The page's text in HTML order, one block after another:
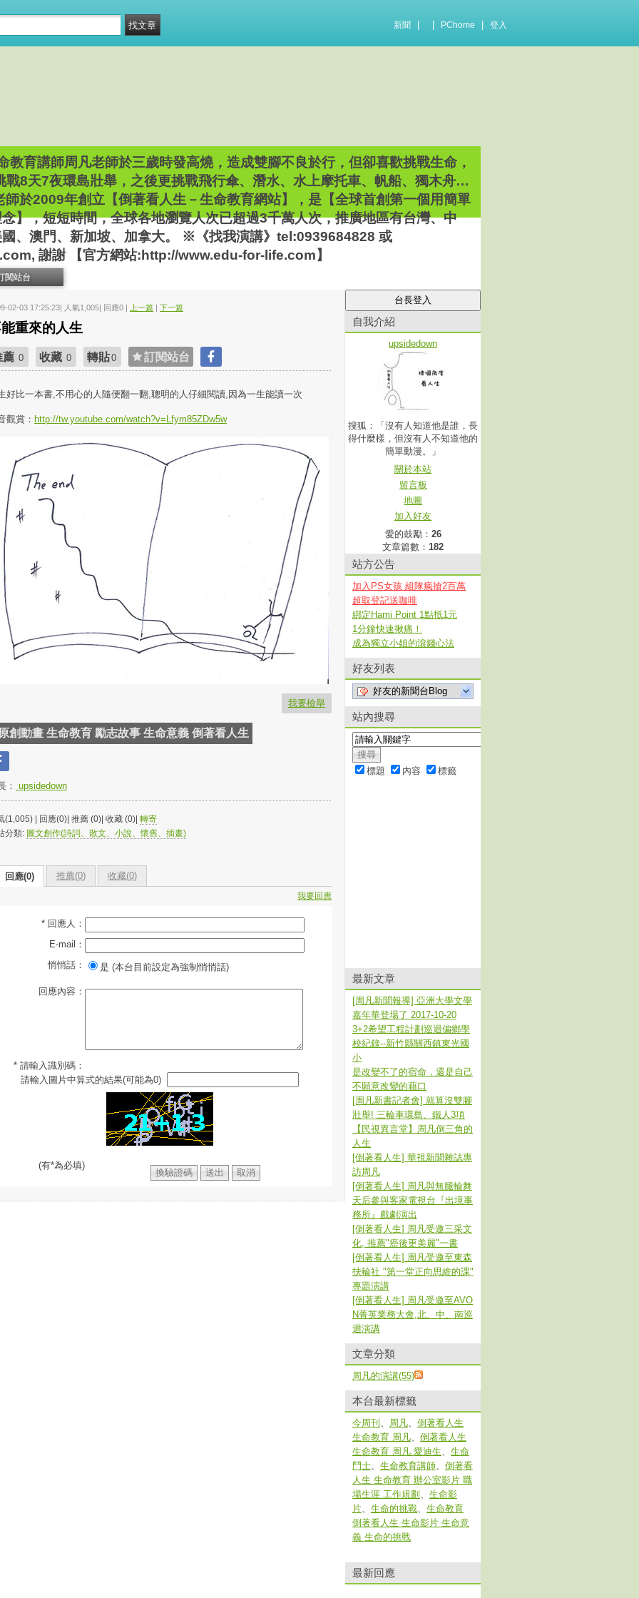
新聞 PChome 登入
教育講師周凡老師於三歲時發高燒，造成雙腳不良於行，但卻喜歡挑戰生命，
戰8天7夜環島壯舉，之後更挑戰飛行傘、潛水、水上摩托車、帆船、獨木舟…
2009年創立【倒著看人生－生命教育網站】，是【全球首創第一個用簡單
】，短短時間，全球各地瀏覽人次已超過3千萬人次，推廣地區有台灣、中
國、澳門、新加坡、加拿大。 ※《找我演講》tel:0939684828 或
謝謝 【官方網站:http://www.edu-for-life.com】
閱站台
02-03 17:25:23| 人氣1,005| 回應0 | 上一篇 | 下一篇
重來的人生
薦 0 收藏 0 轉貼0 訂閱站台
好比一本書,不用心的人隨便翻一翻,聰明的人仔細閱讀,因為一生能讀一次
觀賞： http://tw.youtube.com/watch?v=Lfym85ZDw5w
我要檢舉
原創動畫 生命教育 勵志故事 生命意義 倒著看人生
： upsidedown
(1,005) | 回應(0)| 推薦 (0)| 收藏 (0)| 轉寄
分類: 圖文創作(詩詞、散文、小說、懷舊、插畫)
回應(0) 推薦(0) 收藏(0)
我要回應
* 回應人：
E-mail：
悄悄話：
是 (本台目前設定為強制悄悄話)
回應內容：
* 請輸入識別碼：
請輸入圖片中算式的結果(可能為0)
(有*為必填)
自我介紹
upsidedown
搜狐：「沒有人知道他是誰，長
得什麼樣，但沒有人不知道他的
簡單動漫。」
關於本站
留言板
地圖
加入好友
愛的鼓勵： 26
文章篇數： 182
站方公告
加入PS女孩 組隊瘋搶2百萬
超取登記送咖啡
綁定Hami Point 1點抵1元
1分鐘快速揪痛！
成為獨立小姐的滾錢心法
好友列表
好友的新聞台Blog
站內搜尋
標題 內容 標籤
最新文章
[周凡新聞報導] 亞洲大學文學
嘉年華登場了 2017-10-20
3+2希望工程計劃巡迴偏鄉學
校紀錄--新竹縣關西鎮東光國
小
是改變不了的宿命，還是自己
不願意改變的藉口
[周凡新書記者會] 就算沒雙腳
壯舉! 三輪車環島、鐵人3項
【民視異言堂】周凡倒三角的
人生
[倒著看人生] 華視新聞雜誌專
訪周凡
[倒著看人生] 周凡與無腿輪舞
天后參與客家電視台『出境事
務所』戲劇演出
[倒著看人生] 周凡受邀三采文
化, 推薦"癌後更美麗"一書
[倒著看人生] 周凡受邀至東森
扶輪社 "第一堂正向思維的課"
專題演講
[倒著看人生] 周凡受邀至AVO
N菁英業務大會,北、中、南巡
迴演講
文章分類
周凡的演講(55)
本台最新標籤
今周刊 、 周凡、 倒著看人生
生命教育 周凡、 倒著看人生
生命教育 周凡 愛迪生、 生命
鬥士、 生命教育講師、 倒著看
人生 生命教育 辦公室影片 職
場生涯 工作規劃 、 生命影
片、 生命的挑戰、 生命教育
倒著看人生 生命影片 生命意
義 生命的挑戰
最新回應